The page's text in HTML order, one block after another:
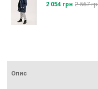
2 054 грн 2 567
Опис